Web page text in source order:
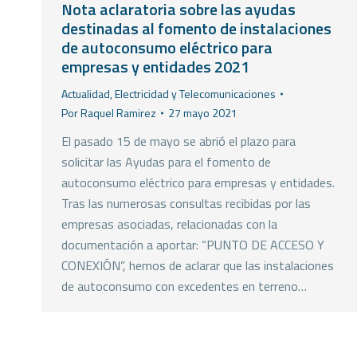
Nota aclaratoria sobre las ayudas
destinadas al fomento de instalaciones
de autoconsumo eléctrico para
empresas y entidades 2021
Actualidad,Electricidad y Telecomunicaciones
PorRaquel Ramirez 27 mayo 2021
El pasado 15 de mayo se abrió el plazo para
solicitar las Ayudas para el fomento de
autoconsumo eléctrico para empresas y entidades.
Tras las numerosas consultas recibidas por las
empresas asociadas, relacionadas con la
documentación a aportar: “PUNTO DE ACCESO Y
CONEXIÓN”, hemos de aclarar que las instalaciones
de autoconsumo con excedentes en terreno…